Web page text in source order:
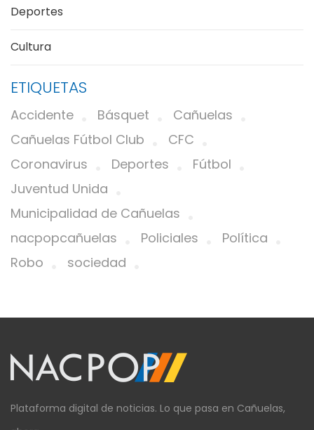
Deportes
Cultura
ETIQUETAS
Accidente Básquet
Cañuelas
Cañuelas Fútbol Club
CFC
Coronavirus
Deportes
Fútbol
Juventud Unida
Municipalidad de Cañuelas
nacpopcañuelas
Policiales
Política
Robo
sociedad
Plataforma digital de noticias. Lo que pasa en Cañuelas,